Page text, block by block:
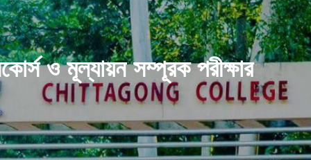
ও মূল্যায়ন সম্পূরক পরীক্ষার